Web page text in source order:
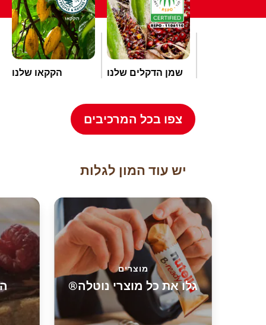
שמן הדקלים שלנו הקקאו שלנו
צפו בכל המרכיבים
יש עוד המון לגלות
מוצרים
גלו את כל מוצרי נוטלה®